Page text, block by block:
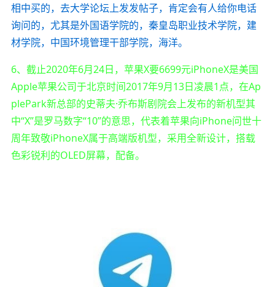
相中买的，去大学论坛上发发帖子，肯定会有人给你电话
询问的，尤其是外国语学院的，秦皇岛职业技术学院，建
材学院，中国环境管理干部学院，海洋。
6、截止2020年6月24日，苹果X要6699元iPhoneX是美国
Apple苹果公司于北京时间2017年9月13日凌晨1点，在Ap
plePark新总部的史蒂夫·乔布斯剧院会上发布的新机型其
中“X”是罗马数字“10”的意思，代表着苹果向iPhone问世十
周年致敬iPhoneX属于高端版机型，采用全新设计，搭载
色彩锐利的OLED屏幕，配备。